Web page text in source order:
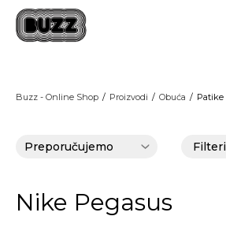
POGLEDAJ VIŠE
POGLEDAJ VIŠE
Buzz - Online Shop Proizvodi Obuća Patike
Filteri
Nike Pegasus